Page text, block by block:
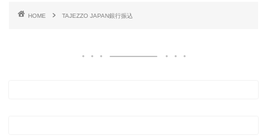
HOME TAJEZZO JAPAN銀行振込